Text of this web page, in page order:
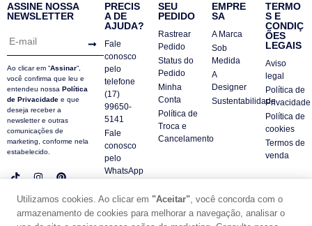
ASSINE NOSSA
NEWSLETTER
Ao clicar em “Assinar“,
você confirma que leu e
entendeu nossa Política
de Privacidade e que
deseja receber a
newsletter e outras
comunicações de
marketing, conforme nela
estabelecido.
PRECIS
A DE
AJUDA?
Fale
conosco
pelo
telefone
(17)
99650-
5141
Fale
conosco
pelo
WhatsApp
FAQ
SEU
PEDIDO
Rastrear
Pedido
Status do
Pedido
Minha
Conta
Política de
Troca e
Cancelamento
EMPRE
SA
A Marca
Sob
Medida
A
Designer
Sustentabilidade
TERMO
S E
CONDIÇ
ÕES
LEGAIS
Aviso
legal
Política de
Privacidade
Política de
cookies
Termos de
venda
Utilizamos cookies. Ao clicar em "Aceitar", você concorda com o
armazenamento de cookies para melhorar a navegação, analisar o